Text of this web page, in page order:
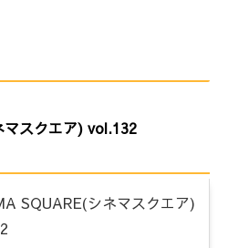
マスクエア) vol.132
SQUARE(シネマスクエア)